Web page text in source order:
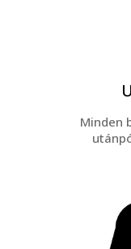
Minden